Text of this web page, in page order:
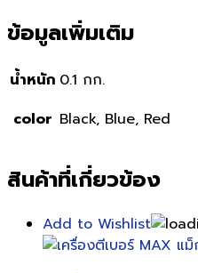
ข้อมูลเพิ่มเติม
น้ำหนัก 0.1 กก.
color Black, Blue, Red
สินค้าที่เกี่ยวข้อง
Add to Wishlist